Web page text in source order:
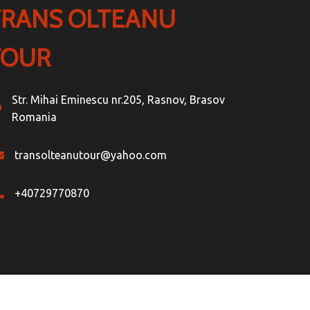
OLTEANU
Str. Mihai Eminescu nr.205, Rasnov, Brasov
Romania
transolteanutour@yahoo.com
+40729770870